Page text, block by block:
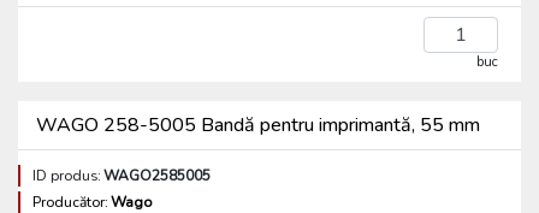
buc
WAGO 258-5005 Bandă pentru imprimantă, 55 mm
ID produs:WAGO2585005
Producător:Wago